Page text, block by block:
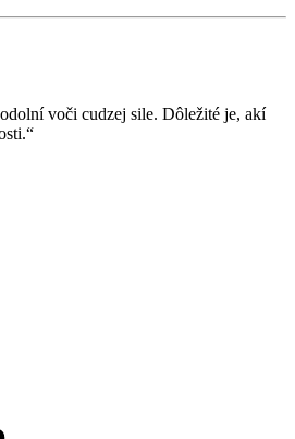
voči cudzej sile. Dôležité je, akí